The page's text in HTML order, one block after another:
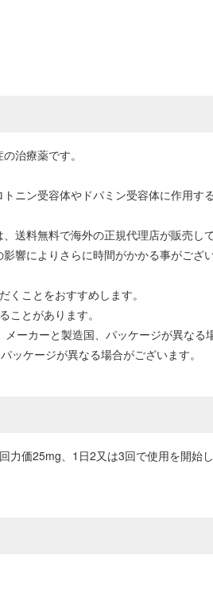
治療薬です。
ニン受容体やドパミン受容体に作用す
送料無料で海外の正規代理店が販売
響によりさらに時間がかかる事がござ
くことをおすすめします。
ことがあります。
ーカーと製造国、パッケージが異な
ッケージが異なる場合がございます。
力価25mg、1日2又は3回で使用を開